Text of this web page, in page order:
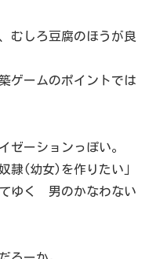
むしろ豆腐のほうが良
ゲームのポイントでは
ゼーションっぽい。
隷(幼女)を作りたい」
く 男のかなわない